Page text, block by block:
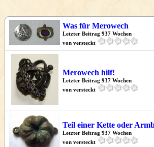
Was für Merowech
Letzter Beitrag 937 Wochen
von versteckt
Merowech hilf!
Letzter Beitrag 937 Wochen
von versteckt
Teil einer Kette oder
Letzter Beitrag 937 Wochen
von versteckt